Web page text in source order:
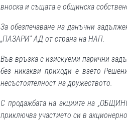
вноска и същата е общинска
За обезпечаване на данъчни
„ПАЗАРИ“ АД от страна на НАП.
Във връзка с изискуеми парични
без никакви приходи е взето
несъстоятелност на дружеството.
С продажбата на акциите на
приключва участието си в